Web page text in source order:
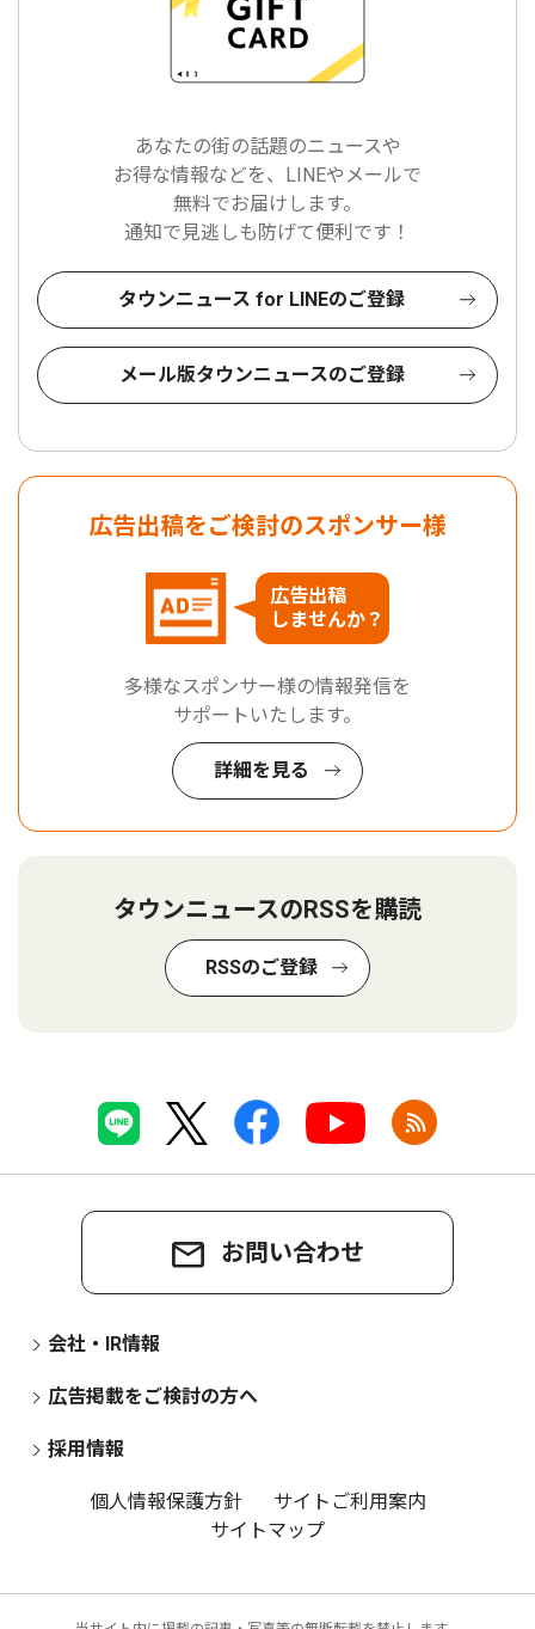
あなたの街の話題のニュースや
お得な情報などを、LINEやメールで
無料でお届けします。
通知で見逃しも防げて便利です！
タウンニュース for LINEのご登録
メール版タウンニュースのご登録
広告出稿をご検討のスポンサー様
広告出稿
しませんか？
多様なスポンサー様の情報発信を
サポートいたします。
詳細を見る
タウンニュースのRSSを購読
RSSのご登録
お問い合わせ
会社・IR情報
広告掲載をご検討の方へ
採用情報
個人情報保護方針
サイトご利用案内
サイトマップ